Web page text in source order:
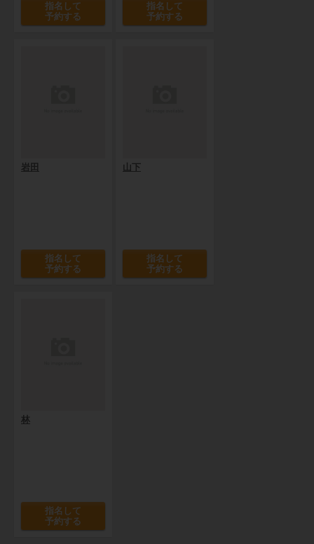
指名して
予約する
指名して
予約する
岩田
指名して
予約する
山下
指名して
予約する
林
指名して
予約する